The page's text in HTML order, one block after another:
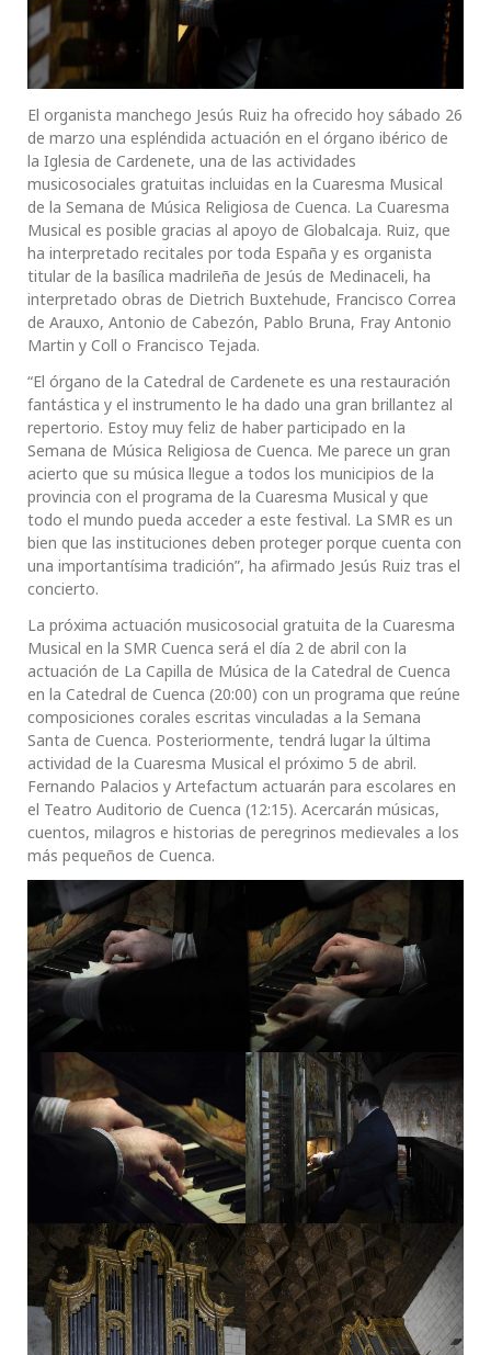
El organista manchego Jesús Ruiz ha ofrecido hoy sábado 26
de marzo una espléndida actuación en el órgano ibérico de
la Iglesia de Cardenete, una de las actividades
musicosociales gratuitas incluidas en la Cuaresma Musical
de la Semana de Música Religiosa de Cuenca. La Cuaresma
Musical es posible gracias al apoyo de Globalcaja. Ruiz, que
ha interpretado recitales por toda España y es organista
titular de la basílica madrileña de Jesús de Medinaceli, ha
interpretado obras de Dietrich Buxtehude, Francisco Correa
de Arauxo, Antonio de Cabezón, Pablo Bruna, Fray Antonio
Martin y Coll o Francisco Tejada.
“El órgano de la Catedral de Cardenete es una restauración
fantástica y el instrumento le ha dado una gran brillantez al
repertorio. Estoy muy feliz de haber participado en la
Semana de Música Religiosa de Cuenca. Me parece un gran
acierto que su música llegue a todos los municipios de la
provincia con el programa de la Cuaresma Musical y que
todo el mundo pueda acceder a este festival. La SMR es un
bien que las instituciones deben proteger porque cuenta con
una importantísima tradición”, ha afirmado Jesús Ruiz tras el
concierto.
La próxima actuación musicosocial gratuita de la Cuaresma
Musical en la SMR Cuenca será el día 2 de abril con la
actuación de La Capilla de Música de la Catedral de Cuenca
en la Catedral de Cuenca (20:00) con un programa que reúne
composiciones corales escritas vinculadas a la Semana
Santa de Cuenca. Posteriormente, tendrá lugar la última
actividad de la Cuaresma Musical el próximo 5 de abril.
Fernando Palacios y Artefactum actuarán para escolares en
el Teatro Auditorio de Cuenca (12:15). Acercarán músicas,
cuentos, milagros e historias de peregrinos medievales a los
más pequeños de Cuenca.